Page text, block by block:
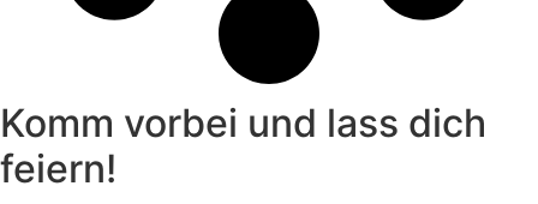
Komm vorbei und lass dich
feiern!